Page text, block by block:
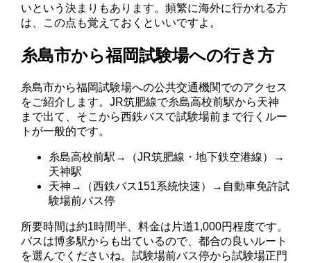
いという決まりもあります。頻繁に海外に行かれる方
は、この点も覚えておくといいですよ。
糸島市から福岡試験場への行き方
糸島市から福岡試験場への公共交通機関でのアクセス
をご紹介します。JR筑肥線で糸島高校前駅から天神
まで出て、そこから西鉄バスで試験場前まで行くルー
トが一般的です。
糸島高校前駅→（JR筑肥線・地下鉄空港線）→
天神駅
天神→（西鉄バス151系統快速）→自動車免許試
験場前バス停
所要時間は約1時間半、料金は片道1,000円程度です。
バスは博多駅からも出ているので、都合の良いルート
を選んでくださいね。試験場前バス停から試験場正門